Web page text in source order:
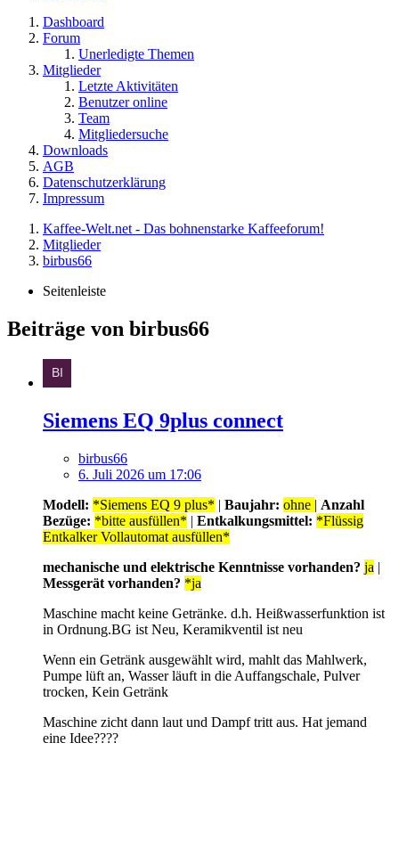
Dashboard
Forum
Unerledigte Themen
Mitglieder
Letzte Aktivitäten
Benutzer online
Team
Mitgliedersuche
Downloads
AGB
Datenschutzerklärung
Impressum
Kaffee-Welt.net - Das bohnenstarke Kaffeeforum!
Mitglieder
birbus66
Seitenleiste
Beiträge von birbus66
Siemens EQ 9plus connect
birbus66
6. Juli 2026 um 17:06
Modell: *Siemens EQ 9 plus* | Baujahr: ohne | Anzahl
Bezüge: *bitte ausfüllen* | Entkalkungsmittel: *Flüssig
Entkalker Vollautomat ausfüllen*
mechanische und elektrische Kenntnisse vorhanden? ja |
Messgerät vorhanden? *ja
Maschine macht keine Getränke. d.h. Heißwasserfunktion ist
in Ordnung.BG ist Neu, Keramikventil ist neu
Wenn ein Getränk ausgewählt wird, mahlt das Mahlwerk,
Pumpe lüft an, Wasser läuft in die Auffangschale, Pulver
trocken, Kein Getränk
Maschine zicht dann laut und Dampf tritt aus. Hat jemand
eine Idee????